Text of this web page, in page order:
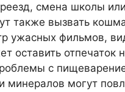
смена школы
также вызвать
ужасных фильмов,
отпечаток
с
минералов могут